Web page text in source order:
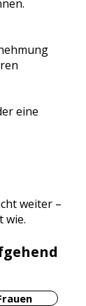
eine
weiter –
wie.